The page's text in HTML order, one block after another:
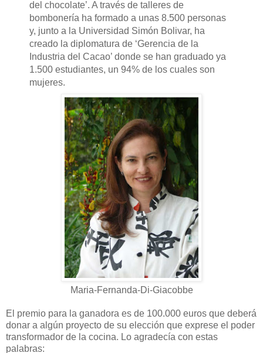
del chocolate’. A través de talleres de
bombonería ha formado a unas 8.500 personas
y, junto a la Universidad Simón Bolivar, ha
creado la diplomatura de ‘Gerencia de la
Industria del Cacao’ donde se han graduado ya
1.500 estudiantes, un 94% de los cuales son
mujeres.
Maria-Fernanda-Di-Giacobbe
El premio para la ganadora es de 100.000 euros que deberá
donar a algún proyecto de su elección que exprese el poder
transformador de la cocina. Lo agradecía con estas
palabras: